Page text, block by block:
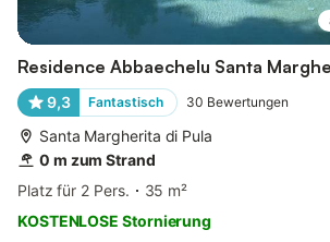
Residence Abbaechelu Santa
9,3 Fantastisch 30 Bewertungen
Santa Margherita di Pula
0 m zum Strand
Platz für 2 Pers.
35 m²
KOSTENLOSE Stornierung